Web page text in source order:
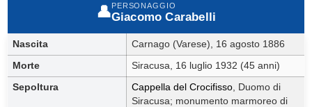
👤PERSONAGGIO
Giacomo Carabelli
Nascita Carnago (Varese), 16 agosto 1886
Morte Siracusa, 16 luglio 1932 (45 anni)
Sepoltura Cappella del Crocifisso , Duomo di
Siracusa; monumento marmoreo di